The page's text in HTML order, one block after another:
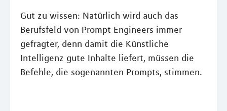
Gut zu wissen: Natürlich wird auch das
Berufsfeld von Prompt Engineers immer
gefragter, denn damit die Künstliche
Intelligenz gute Inhalte liefert, müssen die
Befehle, die sogenannten Prompts, stimmen.